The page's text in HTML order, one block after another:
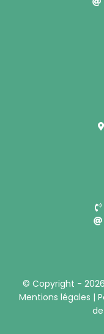
© Copyright -
Mentions légales |